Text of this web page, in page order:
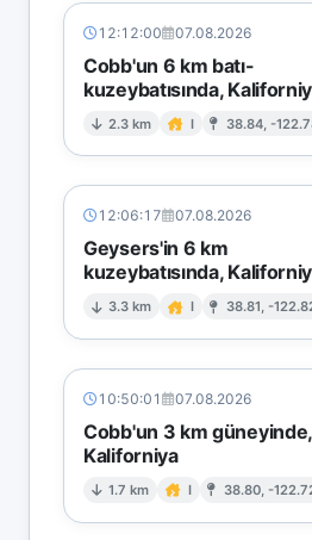
12:12:00 07.08.2026
Cobb'un 6 km batı-
kuzeybatısında,
2.3 km I 38.84, -
12:06:17 07.08.2026
Geysers'in 6 km
kuzeybatısında,
3.3 km I 38.81, -
10:50:01 07.08.2026
Cobb'un 3 km güneyinde,
Kaliforniya
1.7 km I 38.80, -